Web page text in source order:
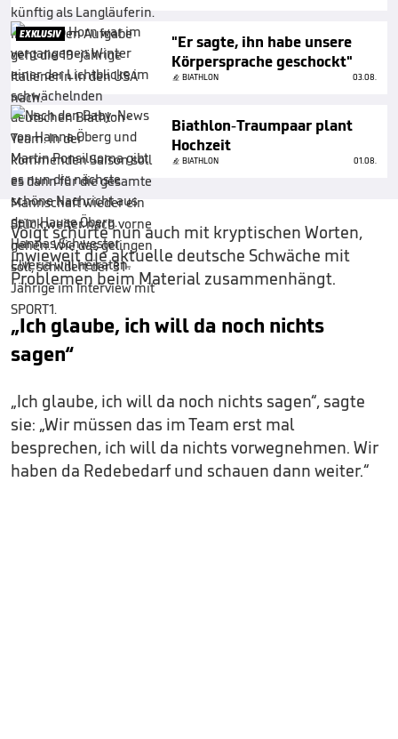
EXKLUSIV
"Er sagte, ihn habe unsere
Körpersprache geschockt"
BIATHLON 03.08.
Biathlon-Traumpaar plant
Hochzeit
BIATHLON 01.08.
Voigt schürte nun auch mit kryptischen Worten,
inwieweit die aktuelle deutsche Schwäche mit
Problemen beim Material zusammenhängt.
„Ich glaube, ich will da noch nichts
sagen“
„Ich glaube, ich will da noch nichts sagen“, sagte
sie: „Wir müssen das im Team erst mal
besprechen, ich will da nichts vorwegnehmen. Wir
haben da Redebedarf und schauen dann weiter.“